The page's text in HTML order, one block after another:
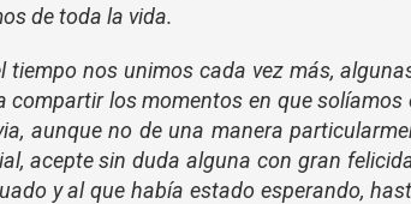
de toda la vida.
tiempo nos unimos cada vez más,
compartir los momentos en que solíamos
aunque no de una manera
acepte sin duda alguna con gran
y al que había estado esperando,